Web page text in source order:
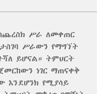
ሥራ ለመቀጠር
ሥራውን የማግኘት
ይሆናል። ትምህርት
ነገር ማጠናቀቅ
እንደሆንክ የሚያሳይ